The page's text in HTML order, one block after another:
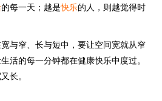
的每一天；越是快乐的人，则越觉得时
与窄、长与短中，要让空间宽就从窄
活的每一分钟都在健康快乐中度过。
长。